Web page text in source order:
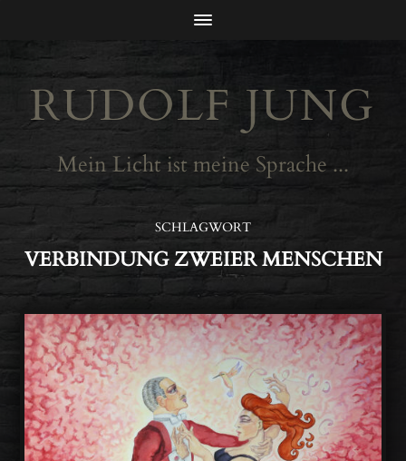
RUDOLF JUNG
Mein Licht ist meine Sprache ...
SCHLAGWORT
VERBINDUNG ZWEIER MENSCHEN